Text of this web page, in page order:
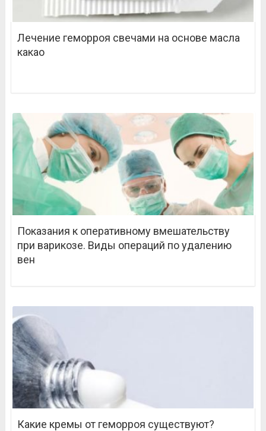
Лечение геморроя свечами на основе масла
какао
Показания к оперативному вмешательству
при варикозе. Виды операций по удалению
вен
Какие кремы от геморроя существуют?